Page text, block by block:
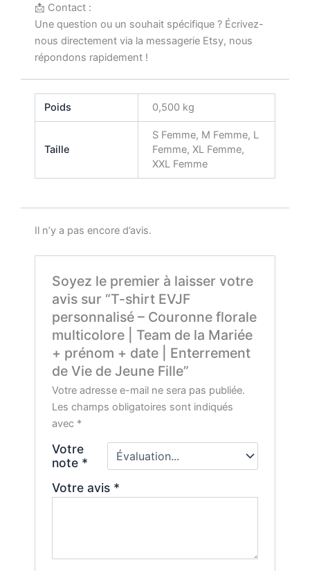
📩 Contact :
Une question ou un souhait spécifique ? Écrivez-
nous directement via la messagerie Etsy, nous
répondons rapidement !
Poids 0,500 kg
Taille
S Femme, M Femme, L
Femme, XL Femme,
XXL Femme
Il n’y a pas encore d’avis.
Soyez le premier à laisser votre
avis sur “T-shirt EVJF
personnalisé – Couronne florale
multicolore | Team de la Mariée
+ prénom + date | Enterrement
de Vie de Jeune Fille”
Votre adresse e-mail ne sera pas publiée.
Les champs obligatoires sont indiqués
avec *
Votre
note *
Votre avis *